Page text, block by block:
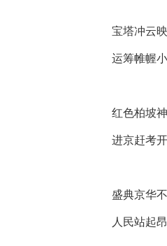
宝塔冲云
运筹帷幄
红色柏坡
进京赶考
盛典京华
人民站起